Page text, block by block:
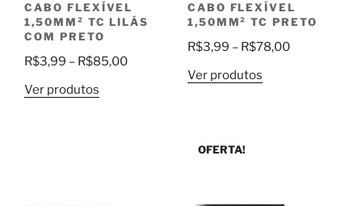
CABO FLEXÍVEL
1,50MM² TC LILÁS
COM PRETO
R$3,99 – R$85,00Faixa
Ver produtos
CABO FLEXÍVEL
1,50MM² TC PRETO
R$3,99 – R$78,00Faixa
Ver produtos
OFERTA!